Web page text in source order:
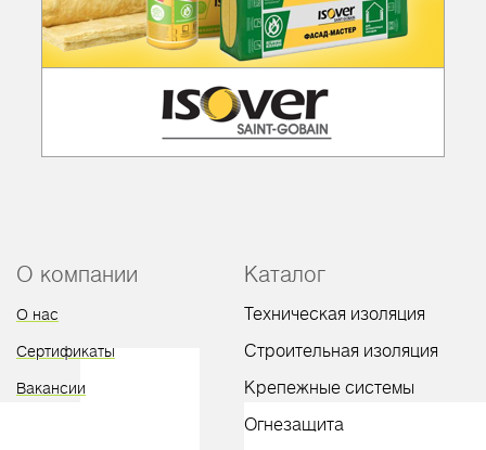
О компании
О нас
Сертификаты
Вакансии
Каталог
Техническая изоляция
Строительная изоляция
Крепежные системы
Огнезащита